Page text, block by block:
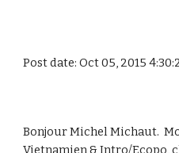
Post date: Oct 05, 2015
Bonjour Michel Michaut.
Vietnamien & Intro/Ecopo,